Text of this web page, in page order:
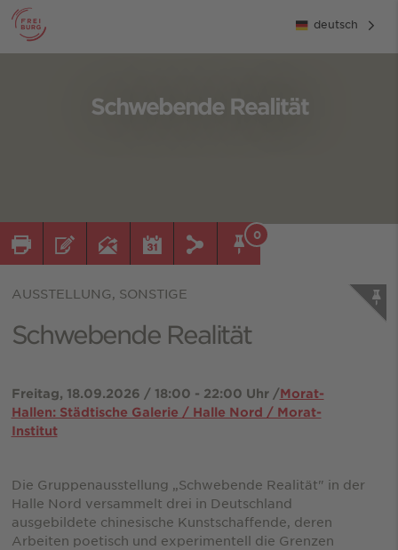
deutsch
Schwebende Realität
0
AUSSTELLUNG, SONSTIGE
Schwebende Realität
Freitag, 18.09.2026 / 18:00 - 22:00 Uhr /Morat-
Hallen: Städtische Galerie / Halle Nord / Morat-
Institut
Die Gruppenausstellung „Schwebende Realität" in der
Halle Nord versammelt drei in Deutschland
ausgebildete chinesische Kunstschaffende, deren
Arbeiten poetisch und experimentell die Grenzen